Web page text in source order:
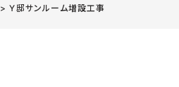
>Y邸サンルーム増設工事